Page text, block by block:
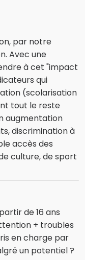
par notre
Avec une
à cet "impact
qui
(scolarisation
tout le reste
augmentation
discrimination à
accès des
culture, de sport
de 16 ans
+ troubles
en charge par
un potentiel ?